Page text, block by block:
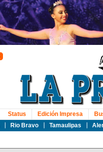
Rio Bravo Tamaulipas
Status Edición Impresa